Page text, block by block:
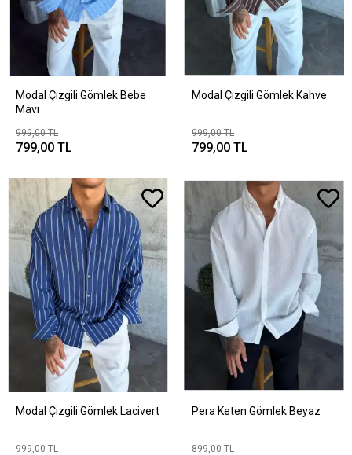
Modal Çizgili Gömlek Bebe
Mavi
999,00 TL
799,00 TL
Modal Çizgili Gömlek Kahve
999,00 TL
799,00 TL
Modal Çizgili Gömlek Lacivert
999,00 TL
Pera Keten Gömlek Beyaz
899,00 TL